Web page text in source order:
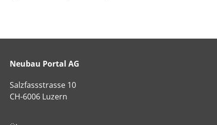
Neubau Portal AG
Salzfassstrasse 10
CH-6006 Luzern